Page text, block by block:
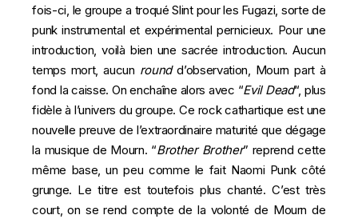
fois-ci, le groupe a troqué Slint pour les Fugazi, sorte de
punk instrumental et expérimental pernicieux. Pour une
introduction, voilà bien une sacrée introduction. Aucun
temps mort, aucun roundd’observation, Mourn part à
fond la caisse. On enchaîne alors avec “Evil Dead“, plus
fidèle à l’univers du groupe. Ce rock cathartique est une
nouvelle preuve de l’extraordinaire maturité que dégage
la musique de Mourn. “Brother Brother” reprend cette
même base, un peu comme le fait Naomi Punk côté
grunge. Le titre est toutefois plus chanté. C’est très
court, on se rend compte de la volonté de Mourn de